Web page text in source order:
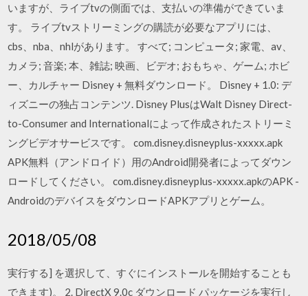
いますが、ライブtvの側面では、支払いの準備ができていま
す。 ライブtvストリーミングの購読が必要なアプリには、
cbs、nba、nhlがあります。 すべて; コンピュータ; 家電、av、
カメラ; 音楽; 本、雑誌; 映画、ビデオ; おもちゃ、ゲーム; ホビ
ー、カルチャー Disney + 無料ダウンロード。 Disney + 1.0: デ
ィズニーの独占コンテンツ. Disney PlusはWalt Disney Direct-
to-Consumer and Internationalによって作成されたストリーミ
ングビデオサービスです。 com.disney.disneyplus-xxxxx.apk
APK無料（アンドロイド）用のAndroid開発者によってダウン
ロードしてください。 com.disney.disneyplus-xxxxx.apkのAPK -
AndroidのデバイスをダウンロードAPKアプリとゲーム。
2018/05/08
実行する] を選択して、すぐにインストールを開始することも
できます)。 2. DirectX 9.0c ダウンロード パッケージを実行し